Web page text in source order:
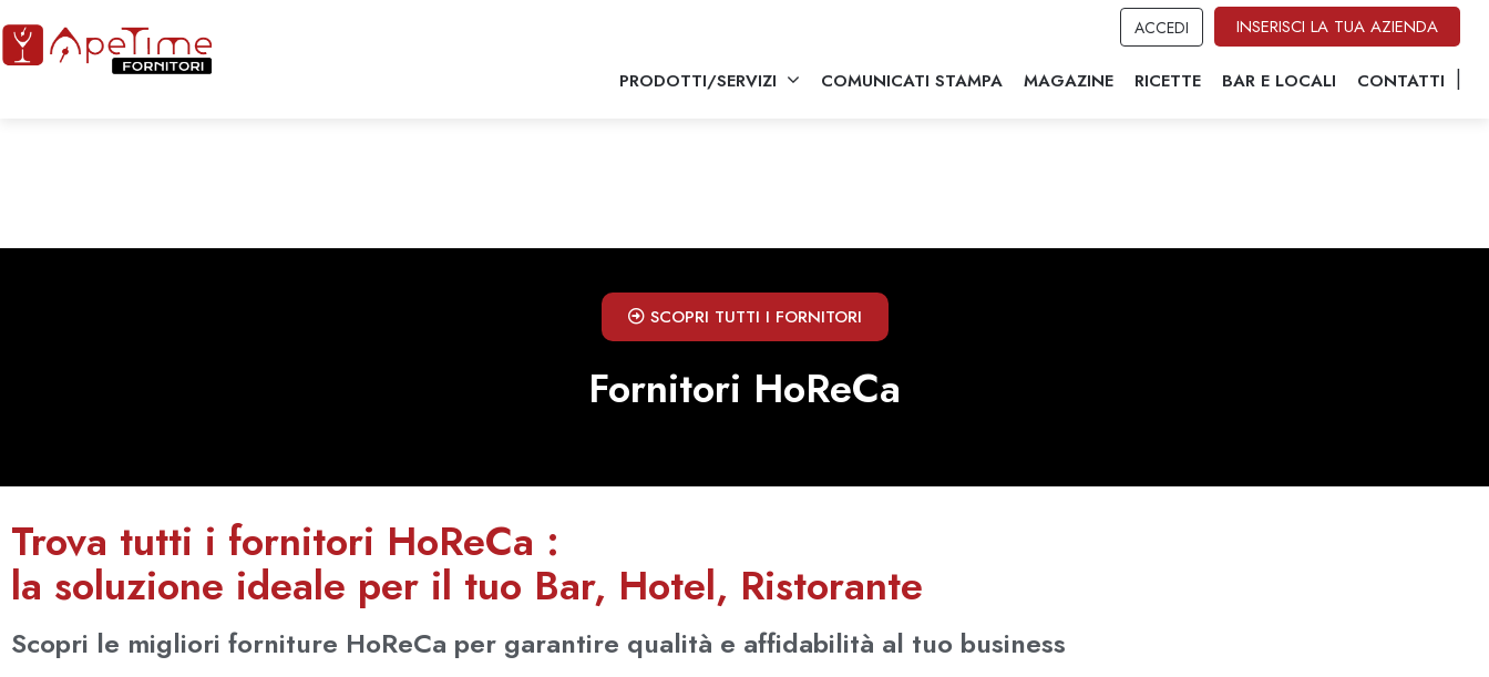
ACCEDI INSERISCI LA TUA AZIENDA
PRODOTTI/SERVIZI COMUNICATI STAMPA MAGAZINE RICETTE BAR E LOCALI CONTATTI
SCOPRI TUTTI I FORNITORI
Fornitori HoReCa
Trova tutti i fornitori HoReCa :
la soluzione ideale per il tuo Bar, Hotel, Ristorante
Scopri le migliori forniture HoReCa per garantire qualità e affidabilità al tuo business